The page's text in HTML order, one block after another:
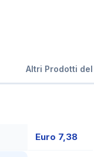
Altri Prodotti
Euro 7,38